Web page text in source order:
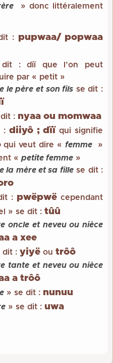
» donc littéralement
: pupwaa/ popwaa
: dïï que l’on peut
par « petit »
le père et son fils se dit :
: nyaa ou momwaa
:diiyô ; dïïqui signifie
qui veut dire « femme
»
« petite femme»
la mère et sa fillese dit :
: pwëpwëcependant
» se dit : tûû
oncle et neveu ou nièce
a xee
dit : yiyë ou trôô
tante et neveu ou nièce
a trôô
» se dit : nunuu
» se dit : uwa